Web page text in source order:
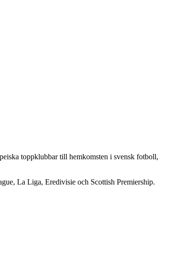
toppklubbar till hemkomsten i svensk fotboll,
La Liga, Eredivisie och Scottish Premiership.